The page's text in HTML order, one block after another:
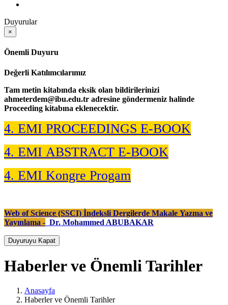
Duyurular
×
Önemli Duyuru
Değerli Katılımcılarımız
Tam metin kitabında eksik olan bildirilerinizi
ahmeterdem@ibu.edu.tr adresine göndermeniz halinde
Proceeding kitabına eklenecektir.
4. EMI PROCEEDINGS E-BOOK
4. EMI ABSTRACT E-BOOK
4. EMI Kongre Progam
Web of Science (SSCI) İndeksli Dergilerde Makale Yazma ve
Yayınlama - Dr. Mohammed ABUBAKAR
Duyuruyu Kapat
Haberler ve Önemli Tarihler
Anasayfa
Haberler ve Önemli Tarihler